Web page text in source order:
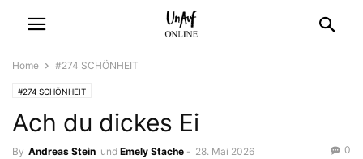
Home #274 SCHÖNHEIT
#274 SCHÖNHEIT
Ach du dickes Ei
By Andreas Stein und Emely Stache - 28. Mai 2026 0